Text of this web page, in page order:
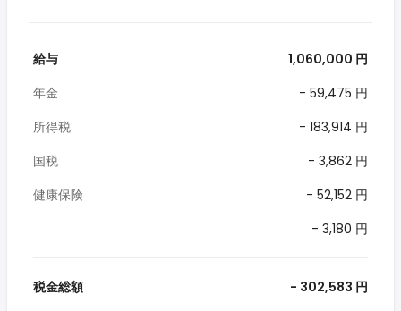
給与
1,060,000 円
年金
- 59,475 円
所得税
- 183,914 円
国税
- 3,862 円
健康保険
- 52,152 円
- 3,180 円
税金総額 - 302,583 円